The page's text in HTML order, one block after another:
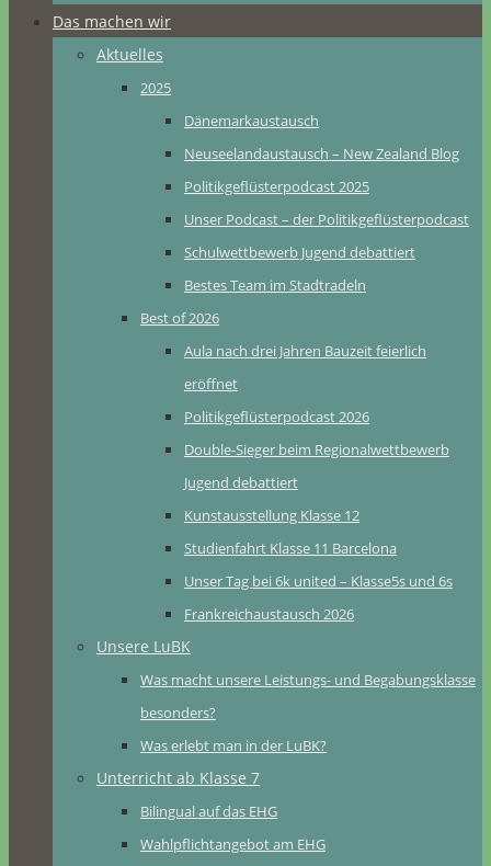
Das machen wir
Aktuelles
2025
Dänemarkaustausch
Neuseelandaustausch – New Zealand Blog
Politikgeflüsterpodcast 2025
Unser Podcast – der Politikgeflüsterpodcast
Schulwettbewerb Jugend debattiert
Bestes Team im Stadtradeln
Best of 2026
Aula nach drei Jahren Bauzeit feierlich
eröffnet
Politikgeflüsterpodcast 2026
Double-Sieger beim Regionalwettbewerb
Jugend debattiert
Kunstausstellung Klasse 12
Studienfahrt Klasse 11 Barcelona
Unser Tag bei 6k united – Klasse5s und 6s
Frankreichaustausch 2026
Unsere LuBK
Was macht unsere Leistungs- und Begabungsklasse
besonders?
Was erlebt man in der LuBK?
Unterricht ab Klasse 7
Bilingual auf das EHG
Wahlpflichtangebot am EHG